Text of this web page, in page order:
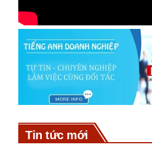
Tin tức mới